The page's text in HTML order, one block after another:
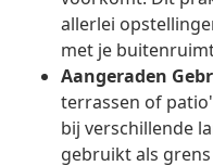
allerlei
met je
Aangeraden
terrassen of
bij verschillende
gebruikt als